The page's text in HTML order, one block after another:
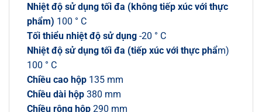
Nhiệt độ sử dụng tối đa (không tiếp xúc với thực
phẩm) 100 ° C
Tối thiểu nhiệt độ sử dụng -20 ° C
Nhiệt độ sử dụng tối đa (tiếp xúc với thực phẩm)
100 ° C
Chiều cao hộp 135 mm
Chiều dài hộp 380 mm
Chiều rộng hộp 290 mm